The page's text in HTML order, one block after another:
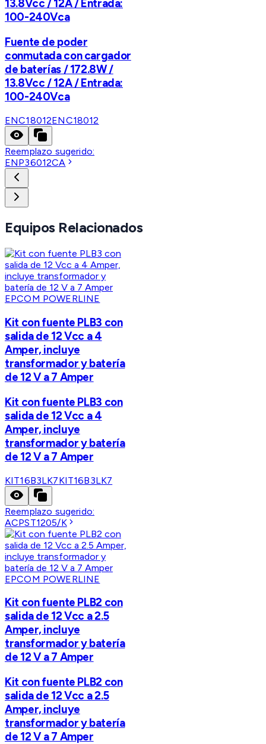
13.8Vcc / 12A / Entrada:
100-240Vca
Fuente de poder
conmutada con cargador
de baterías / 172.8W /
13.8Vcc / 12A / Entrada:
100-240Vca
ENC18012ENC18012
Reemplazo sugerido:
ENP36012CA
Equipos Relacionados
EPCOM POWERLINE
Kit con fuente PLB3 con
salida de 12 Vcc a 4
Amper, incluye
transformador y batería
de 12 V a 7 Amper
Kit con fuente PLB3 con
salida de 12 Vcc a 4
Amper, incluye
transformador y batería
de 12 V a 7 Amper
KIT16B3LK7KIT16B3LK7
Reemplazo sugerido:
ACPST1205/K
EPCOM POWERLINE
Kit con fuente PLB2 con
salida de 12 Vcc a 2.5
Amper, incluye
transformador y batería
de 12 V a 7 Amper
Kit con fuente PLB2 con
salida de 12 Vcc a 2.5
Amper, incluye
transformador y batería
de 12 V a 7 Amper